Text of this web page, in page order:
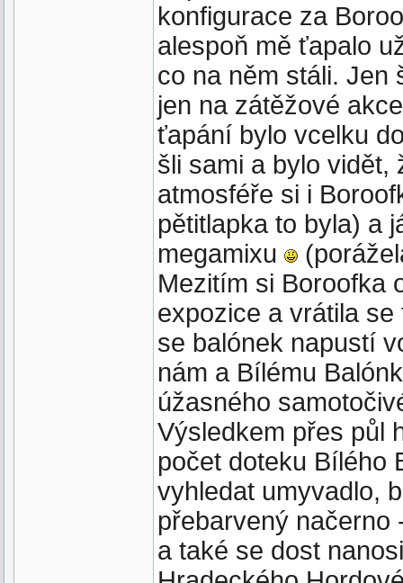
konfigurace za
alespoň mě ťapalo
co na něm stáli. Jen
jen na zátěžové
ťapání bylo vcelku
šli sami a bylo
atmosféře si i
pětitlapka to byla) a
megamixu
Mezitím si Boroofka
expozice a vrátila
se balónek napustí
nám a Bílému
úžasného
Výsledkem přes půl
počet doteku Bílého
vyhledat umyvadlo,
přebarvený načerno
a také se dost